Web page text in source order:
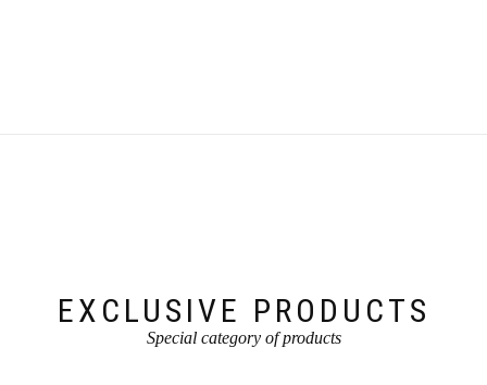
EXCLUSIVE PRODUCTS
Special category of products